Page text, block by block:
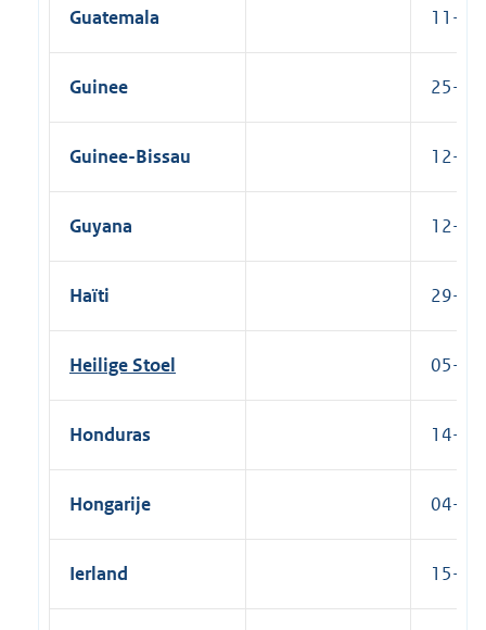
Guatemala 11-
Guinee 25-
Guinee-Bissau 12-
Guyana 12-
Haïti 29-
Heilige Stoel 05-
Honduras 14-
Hongarije 04-
Ierland 15-